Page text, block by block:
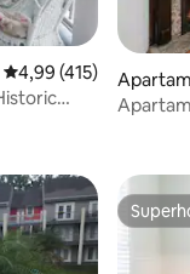
4,99 de uma
4,99 (415)